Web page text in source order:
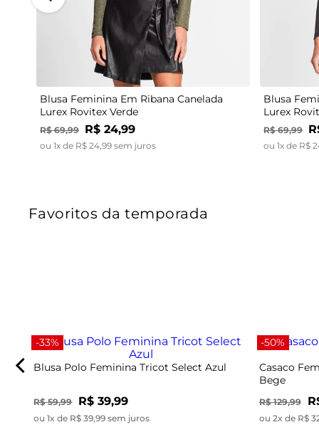
Blusa Feminina Em Ribana Canelada
Lurex Rovitex Verde
R$ 69,99 R$ 24,99
ou 1x de R$ 24 99 sem juros
Blusa
Lurex
R$ 69,99
ou 1x de R$
Favoritos da temporada
-33%
Blusa Polo Feminina Tricot Select Azul
R$ 59,99 R$ 39,99
ou 1x de R$ 39,99 sem juros
-50%
Casaco
Bege
R$ 129,99
ou 2x de R$